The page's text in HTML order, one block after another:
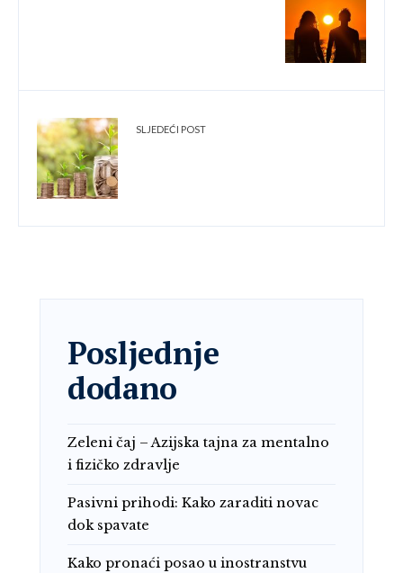
SLJEDEĆI POST
Posljednje
dodano
Zeleni čaj – Azijska tajna za mentalno
i fizičko zdravlje
Pasivni prihodi: Kako zaraditi novac
dok spavate
Kako pronaći posao u inostranstvu